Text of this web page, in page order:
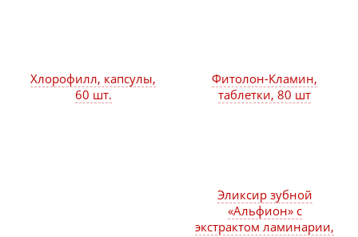
Фитолон-Кламин,
таблетки, 80 шт
Хлорофилл, капсулы,
60 шт.
Эликсир зубной
«Альфион» с
экстрактом ламинарии,